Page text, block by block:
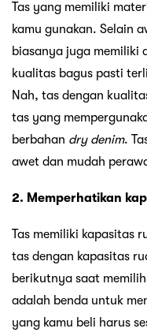
Tas yang memiliki
kamu gunakan. Selain
biasanya juga memiliki
kualitas bagus pasti
Nah, tas dengan
tas yang
berbahan dry denim.
awet dan mudah
2. Memperhatikan
Tas memiliki kapasitas
tas dengan kapasitas
berikutnya saat
adalah benda untuk
yang kamu beli harus